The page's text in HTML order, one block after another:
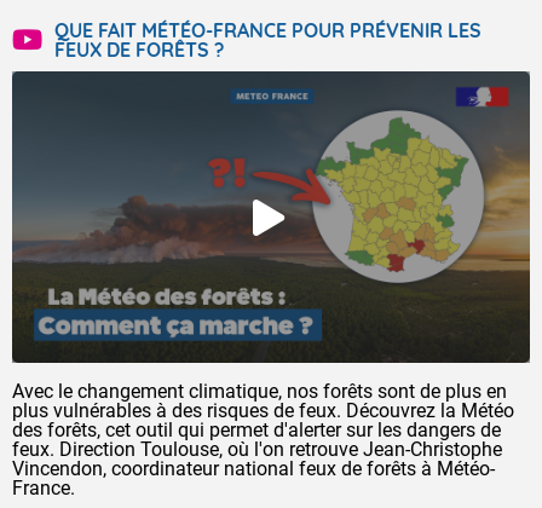
QUE FAIT MÉTÉO-FRANCE POUR PRÉVENIR LES
FEUX DE FORÊTS ?
Avec le changement climatique, nos forêts sont de plus en
plus vulnérables à des risques de feux. Découvrez la Météo
des forêts, cet outil qui permet d'alerter sur les dangers de
feux. Direction Toulouse, où l'on retrouve Jean-Christophe
Vincendon, coordinateur national feux de forêts à Météo-
France.